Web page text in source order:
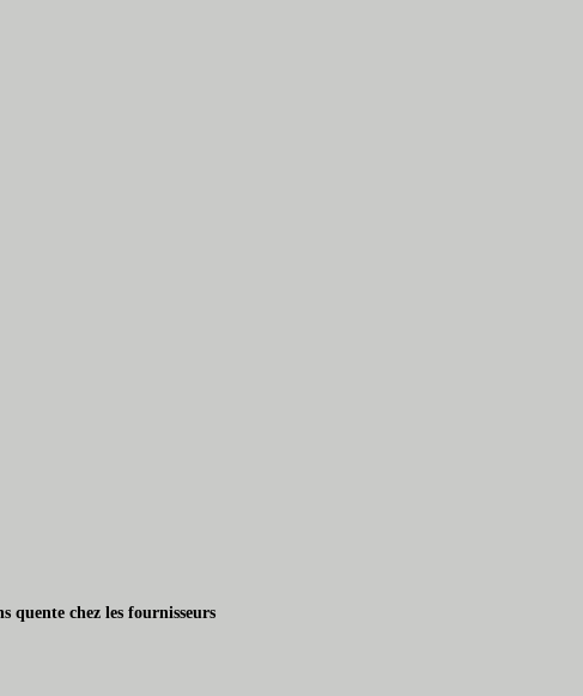
chez les fournisseurs